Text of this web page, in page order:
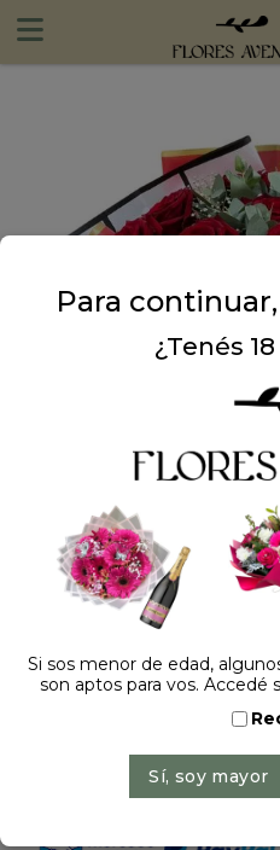
Dejá tu
RAMO DE 12 ROSAS
Precio: $ 109.000-$
Agregar
Para
¿Tenés
Si sos menor de edad,
son aptos para vos. Accedé